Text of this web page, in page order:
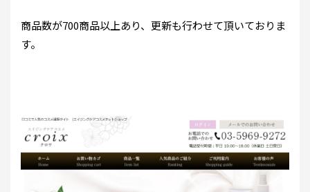
商品数が700商品以上あり、更新も行わせて頂いておりま
す。